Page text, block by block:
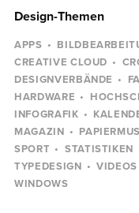
Design-Themen
APPS
CREATIVE CLOUD
DESIGNVERBÄNDE
HARDWARE
INFOGRAFIK
MAGAZIN
SPORT
STATISTIKEN
TYPEDESIGN
VIDEOS
WINDOWS